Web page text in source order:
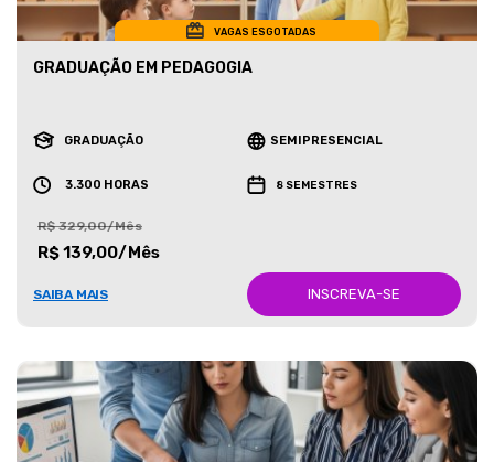
VAGAS ESGOTADAS
GRADUAÇÃO EM PEDAGOGIA
GRADUAÇÃO SEMIPRESENCIAL
3.300 HORAS 8 SEMESTRES
R$ 329,00/Mês
R$ 139,00/Mês
SAIBA MAIS INSCREVA-SE